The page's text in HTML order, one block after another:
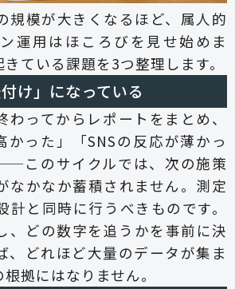
規模が大きくなるほど、属人的
運用はほころびを見せ始めま
ている課題を3つ整理します。
け」になっている
わってからレポートをまとめ、
かった」「SNSの反応が薄かっ
このサイクルでは、次の施策
なかなか蓄積されません。測定
計と同時に行うべきものです。
、どの数字を追うかを事前に決
、どれほど大量のデータが集ま
拠にはなりません。